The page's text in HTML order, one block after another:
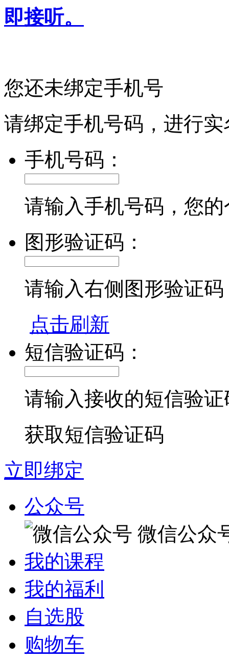
即接听。
您还未绑定手机号
请绑定手机号码，进行
手机号码：
请输入手机号码，您
图形验证码：
请输入右侧图形验证码
点击刷新
短信验证码：
请输入接收的短信验证
获取短信验证码
立即绑定
公众号
微信公众
我的课程
我的福利
自选股
购物车